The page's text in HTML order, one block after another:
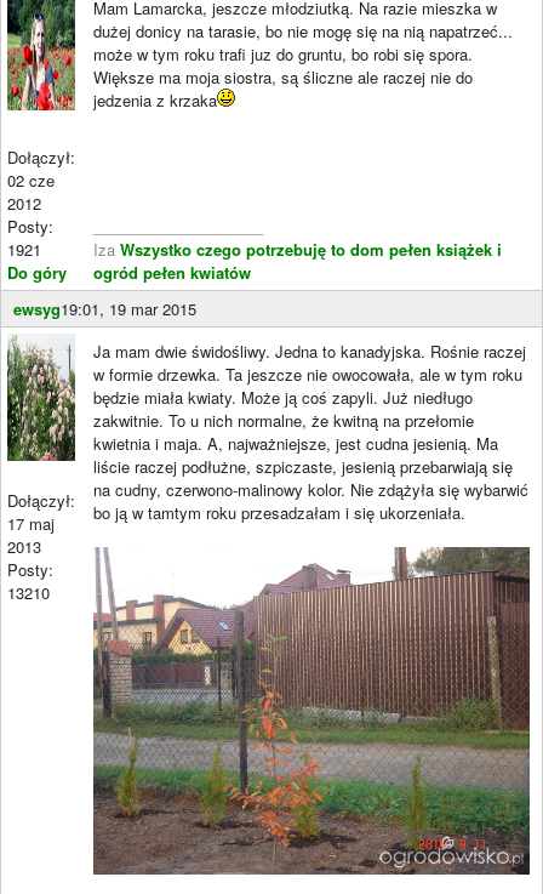
Dołączył:
02 cze
2012
Posty:
1921
Do góry
Mam Lamarcka, jeszcze młodziutką. Na razie mieszka w
dużej donicy na tarasie, bo nie mogę się na nią napatrzeć...
może w tym roku trafi juz do gruntu, bo robi się spora.
Większe ma moja siostra, są śliczne ale raczej nie do
jedzenia z krzaka
Iza Wszystko czego potrzebuję to dom pełen książek i
ogród pełen kwiatów
ewsyg19:01, 19 mar 2015
Dołączył:
17 maj
2013
Posty:
13210
Ja mam dwie świdośliwy. Jedna to kanadyjska. Rośnie raczej
w formie drzewka. Ta jeszcze nie owocowała, ale w tym roku
będzie miała kwiaty. Może ją coś zapyli. Już niedługo
zakwitnie. To u nich normalne, że kwitną na przełomie
kwietnia i maja. A, najważniejsze, jest cudna jesienią. Ma
liście raczej podłużne, szpiczaste, jesienią przebarwiają się
na cudny, czerwono-malinowy kolor. Nie zdążyła się wybarwić
bo ją w tamtym roku przesadzałam i się ukorzeniała.